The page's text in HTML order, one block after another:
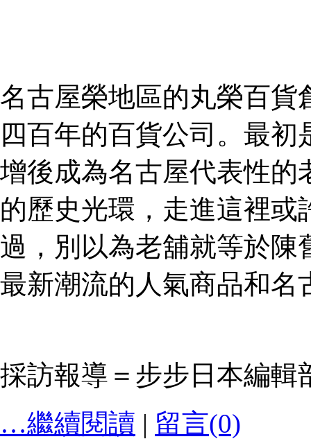
名古屋榮地區的丸榮百貨
四百年的百貨公司。最
增後成為名古屋代表性的
的歷史光環，走進這裡
過，別以為老舖就等於陳
最新潮流的人氣商品和名
採訪報導＝步步日本編輯
…繼續閱讀 | 留言(0)